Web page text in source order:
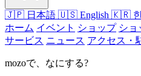
🇯🇵 日本語 🇺🇸 English 🇰🇷
ホーム イベント ショップ ショ
サービス ニュース アクセス・
mozoで、なにする?